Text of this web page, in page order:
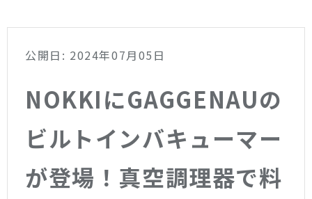
公開日: 2024年07月05日
NOKKIにGAGGENAUの
ビルトインバキューマー
が登場！真空調理器で料